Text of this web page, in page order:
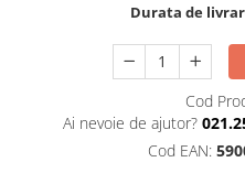
Durata de
Cod
Ai nevoie de ajutor?
Cod EAN: